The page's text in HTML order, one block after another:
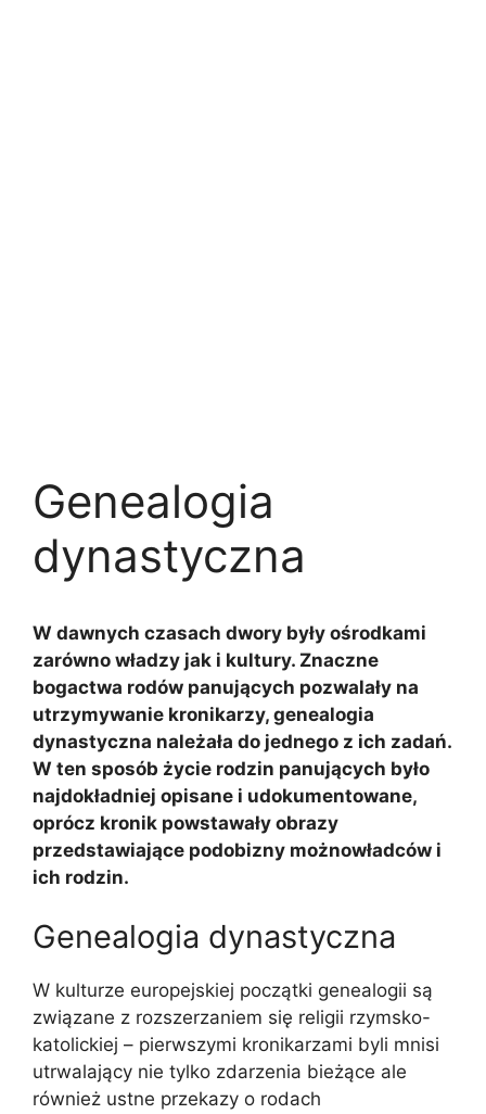
Genealogia
dynastyczna
W dawnych czasach dwory były ośrodkami
zarówno władzy jak i kultury. Znaczne
bogactwa rodów panujących pozwalały na
utrzymywanie kronikarzy, genealogia
dynastyczna należała do jednego z ich zadań.
W ten sposób życie rodzin panujących było
najdokładniej opisane i udokumentowane,
oprócz kronik powstawały obrazy
przedstawiające podobizny możnowładców i
ich rodzin.
Genealogia dynastyczna
W kulturze europejskiej początki genealogii są
związane z rozszerzaniem się religii rzymsko-
katolickiej – pierwszymi kronikarzami byli mnisi
utrwalający nie tylko zdarzenia bieżące ale
również ustne przekazy o rodach